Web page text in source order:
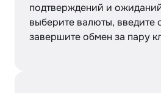
подтверждений и
выберите валюты, введите
завершите обмен за пару